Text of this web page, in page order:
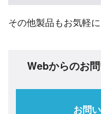
その他製品もお気軽
Webからのお
お問